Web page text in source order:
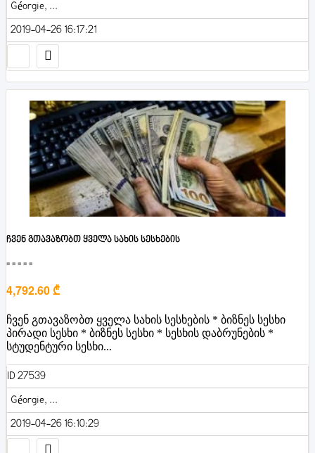
Géorgie, ...
2019-04-26 16:17:21
ჩვენ გთავაზობთ ყველა სახის სესხების
■■■■■
4,792.60 ₾
ჩვენ გთავაზობთ ყველა სახის სესხების * ბიზნეს სესხი
პირადი სესხი * ბიზნეს სესხი * სესხის დაბრუნების *
სტუდენტური სესხი...
ID 27539
Géorgie, ...
2019-04-26 16:10:29